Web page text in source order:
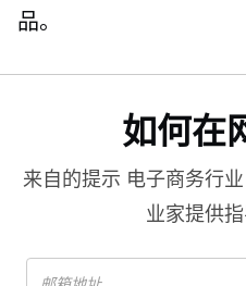
品。
如何在
来自的提示 电子商务行业
业家提供指